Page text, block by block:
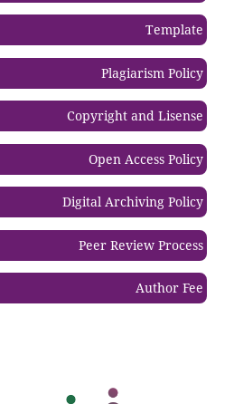
Template
Plagiarism Policy
Copyright and Lisense
Open Access Policy
Digital Archiving Policy
Peer Review Process
Author Fee